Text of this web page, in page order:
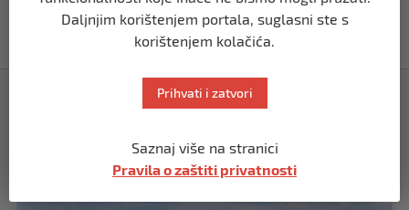
za izradu nove službene web stranice
prije 2 mjeseca
Daljnjim korištenjem portala, suglasni ste s
korištenjem kolačića.
Prihvati i zatvori
Saznaj više na stranici
Pravila o zaštiti privatnosti